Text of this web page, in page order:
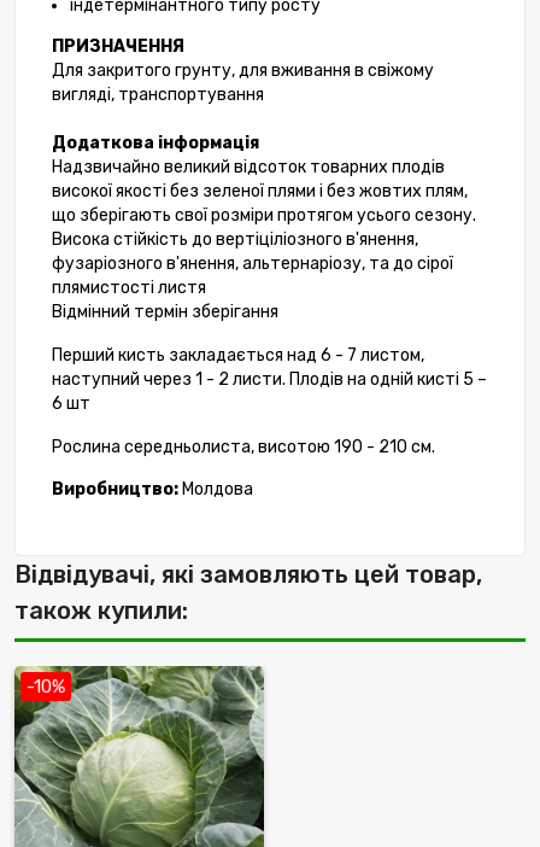
індетермінантного типу росту
ПРИЗНАЧЕННЯ
Для закритого грунту, для вживання в свіжому
вигляді, транспортування
Додаткова інформація
Надзвичайно великий відсоток товарних плодів
високої якості без зеленої плями і без жовтих плям,
що зберігають свої розміри протягом усього сезону.
Висока стійкість до вертіціліозного в'янення,
фузаріозного в'янення, альтернаріозу, та до сірої
плямистості листя
Відмінний термін зберігання
Перший кисть закладається над 6 - 7 листом,
наступний через 1 - 2 листи. Плодів на одній кисті 5 –
6 шт
Рослина середньолиста, висотою 190 - 210 см.
Виробництво: Молдова
Відвідувачі, які замовляють цей товар,
також купили:
-10%